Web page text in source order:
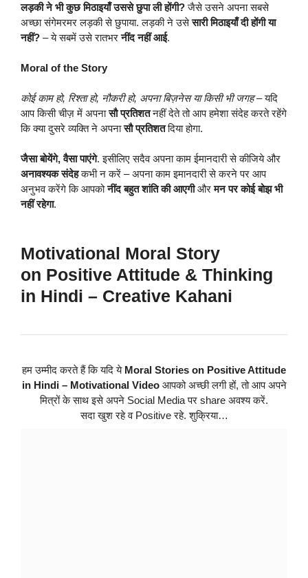
लड़की ने भी कुछ मिठाइयाँ उससे छुपा ली होंगी?जैसे उसने अपना सबसे
अच्छा संगेमरमर लड़की से छुपाया. लड़की ने उसेसारी मिठाइयाँ दी होंगी या
नहीं? – ये सबमें उसे रातभरनींद नहीं आई.
Moral of the Story
कोई काम हो, रिश्ता हो, नौकरी हो, अपना बिज़नेस या किसी भी जगह– यदि
आप किसी चीज़ में अपनासौ प्रतिशतनहीं देते तो आप हमेशा संदेह करते रहेंगे
कि क्या दुसरे व्यक्ति ने अपनासौ प्रतिशतदिया होगा.
जैसा बोयेंगे, वैसा पाएंगे. इसीलिए सदैव अपना काम ईमानदारी से कीजिये और
अनावश्यक संदेहकभी न करें – अपना काम इमानदारी से करने पर आप
अनुभव करेंगे कि आपकोनींद बहुत शांति की आएगीऔरमन पर कोई बोझ भी
नहीं रहेगा.
Motivational Moral Story
on Positive Attitude & Thinking
in Hindi – Creative Kahani
हम उम्मीद करते हैं कि यदि ये Moral Stories on Positive Attitude
in Hindi– Motivational Video आपको अच्छी लगी हों, तो आप अपने
मित्रों के साथ इसे अपने Social Media पर share अवश्य करें.
सदा खुश रहे व Positive रहे. शुक्रिया…